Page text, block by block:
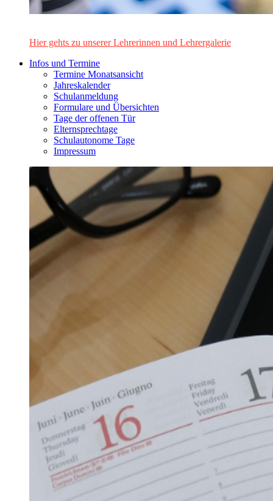
Hier gehts zu unserer Lehrerinnen und Lehrergalerie
Infos und Termine
Termine Monatsansicht
Jahreskalender
Schulanmeldung
Formulare und Übersichten
Tage der offenen Tür
Elternsprechtage
Schulautonome Tage
Impressum